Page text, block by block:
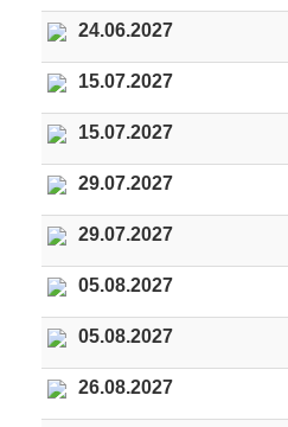
24.06.2027
15.07.2027
15.07.2027
29.07.2027
29.07.2027
05.08.2027
05.08.2027
26.08.2027